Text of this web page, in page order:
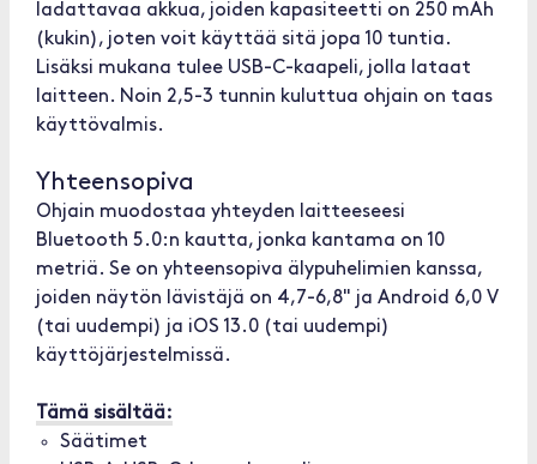
ladattavaa akkua, joiden kapasiteetti on 250 mAh
(kukin), joten voit käyttää sitä jopa 10 tuntia.
Lisäksi mukana tulee USB-C-kaapeli, jolla lataat
laitteen. Noin 2,5-3 tunnin kuluttua ohjain on taas
käyttövalmis.
Yhteensopiva
Ohjain muodostaa yhteyden laitteeseesi
Bluetooth 5.0:n kautta, jonka kantama on 10
metriä. Se on yhteensopiva älypuhelimien kanssa,
joiden näytön lävistäjä on 4,7-6,8" ja Android 6,0 V
(tai uudempi) ja iOS 13.0 (tai uudempi)
käyttöjärjestelmissä.
Tämä sisältää:
Säätimet